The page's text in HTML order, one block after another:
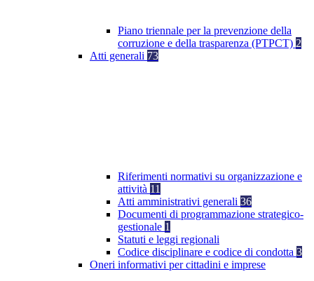
Piano triennale per la prevenzione della
corruzione e della trasparenza (PTPCT) 2
Atti generali 73
Riferimenti normativi su organizzazione e
attività 11
Atti amministrativi generali 36
Documenti di programmazione strategico-
gestionale 1
Statuti e leggi regionali
Codice disciplinare e codice di condotta 3
Oneri informativi per cittadini e imprese